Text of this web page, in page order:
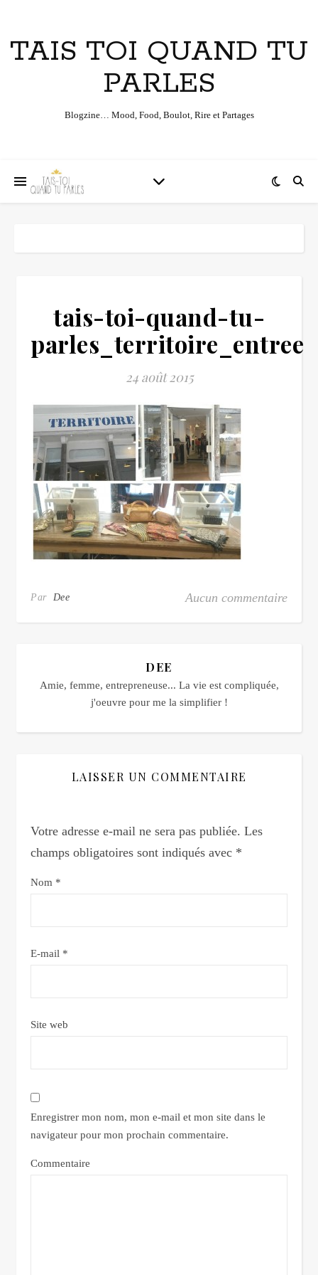
TAIS TOI QUAND TU
PARLES
Blogzine… Mood, Food, Boulot, Rire et Partages
tais-toi-quand-tu-
parles_territoire_entree
24 août 2015
Par Dee Aucun commentaire
DEE
Amie, femme, entrepreneuse... La vie est compliquée,
j'oeuvre pour me la simplifier !
LAISSER UN COMMENTAIRE
Votre adresse e-mail ne sera pas publiée. Les
champs obligatoires sont indiqués avec *
Nom *
E-mail *
Site web
Enregistrer mon nom, mon e-mail et mon site dans le
navigateur pour mon prochain commentaire.
Commentaire